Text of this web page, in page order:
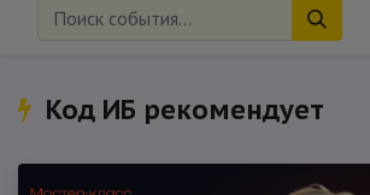
Код ИБ рекомендует